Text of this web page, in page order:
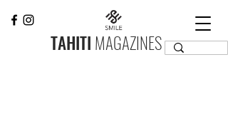
TAHITI MAGAZINES